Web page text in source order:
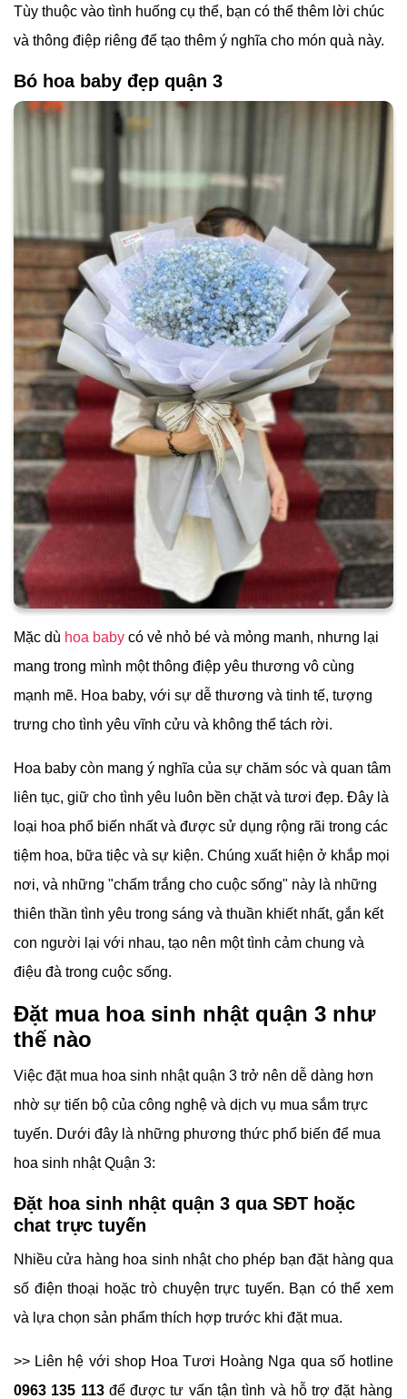
Tùy thuộc vào tình huống cụ thể, bạn có thể thêm lời chúc
và thông điệp riêng để tạo thêm ý nghĩa cho món quà này.
Bó hoa baby đẹp quận 3
Mặc dù hoa baby có vẻ nhỏ bé và mỏng manh, nhưng lại
mang trong mình một thông điệp yêu thương vô cùng
mạnh mẽ. Hoa baby, với sự dễ thương và tinh tế, tượng
trưng cho tình yêu vĩnh cửu và không thể tách rời.
Hoa baby còn mang ý nghĩa của sự chăm sóc và quan tâm
liên tục, giữ cho tình yêu luôn bền chặt và tươi đẹp. Đây là
loại hoa phổ biến nhất và được sử dụng rộng rãi trong các
tiệm hoa, bữa tiệc và sự kiện. Chúng xuất hiện ở khắp mọi
nơi, và những "chấm trắng cho cuộc sống" này là những
thiên thần tình yêu trong sáng và thuần khiết nhất, gắn kết
con người lại với nhau, tạo nên một tình cảm chung và
điệu đà trong cuộc sống.
Đặt mua hoa sinh nhật quận 3 như
thế nào
Việc đặt mua hoa sinh nhật quận 3 trở nên dễ dàng hơn
nhờ sự tiến bộ của công nghệ và dịch vụ mua sắm trực
tuyến. Dưới đây là những phương thức phổ biến để mua
hoa sinh nhật Quận 3:
Đặt hoa sinh nhật quận 3 qua SĐT hoặc
chat trực tuyến
Nhiều cửa hàng hoa sinh nhật cho phép bạn đặt hàng qua
số điện thoại hoặc trò chuyện trực tuyến. Bạn có thể xem
và lựa chọn sản phẩm thích hợp trước khi đặt mua.
>> Liên hệ với shop Hoa Tươi Hoàng Nga qua số hotline
0963 135 113 để được tư vấn tận tình và hỗ trợ đặt hàng